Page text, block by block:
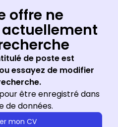
offre ne
de poste est
essayez de modifier
être enregistré dans
de données.
mon CV